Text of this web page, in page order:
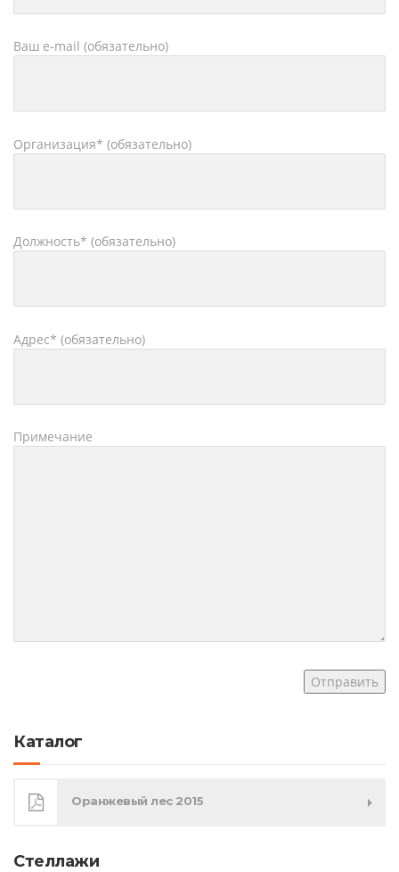
Ваш e-mail (обязательно)
Организация* (обязательно)
Должность* (обязательно)
Адрес* (обязательно)
Примечание
Каталог
Оранжевый лес 2015
Стеллажи